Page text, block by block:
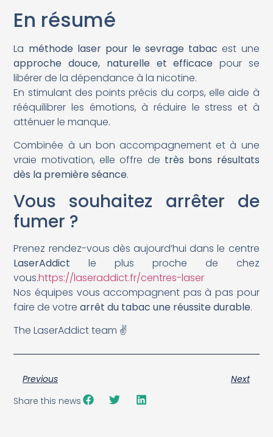
En résumé
La méthode laser pour le sevrage tabac est une
approche douce, naturelle et efficace pour se
libérer de la dépendance à la nicotine.
En stimulant des points précis du corps, elle aide à
rééquilibrer les émotions, à réduire le stress et à
atténuer le manque.
Combinée à un bon accompagnement et à une
vraie motivation, elle offre de très bons résultats
dès la première séance.
Vous souhaitez arrêter de
fumer ?
Prenez rendez-vous dès aujourd’hui dans le centre
LaserAddict le plus proche de chez
vous.https://laseraddict.fr/centres-laser
Nos équipes vous accompagnent pas à pas pour
faire de votrearrêt du tabac une réussite durable.
The LaserAddict team ✌️
Previous
Next
Share this news